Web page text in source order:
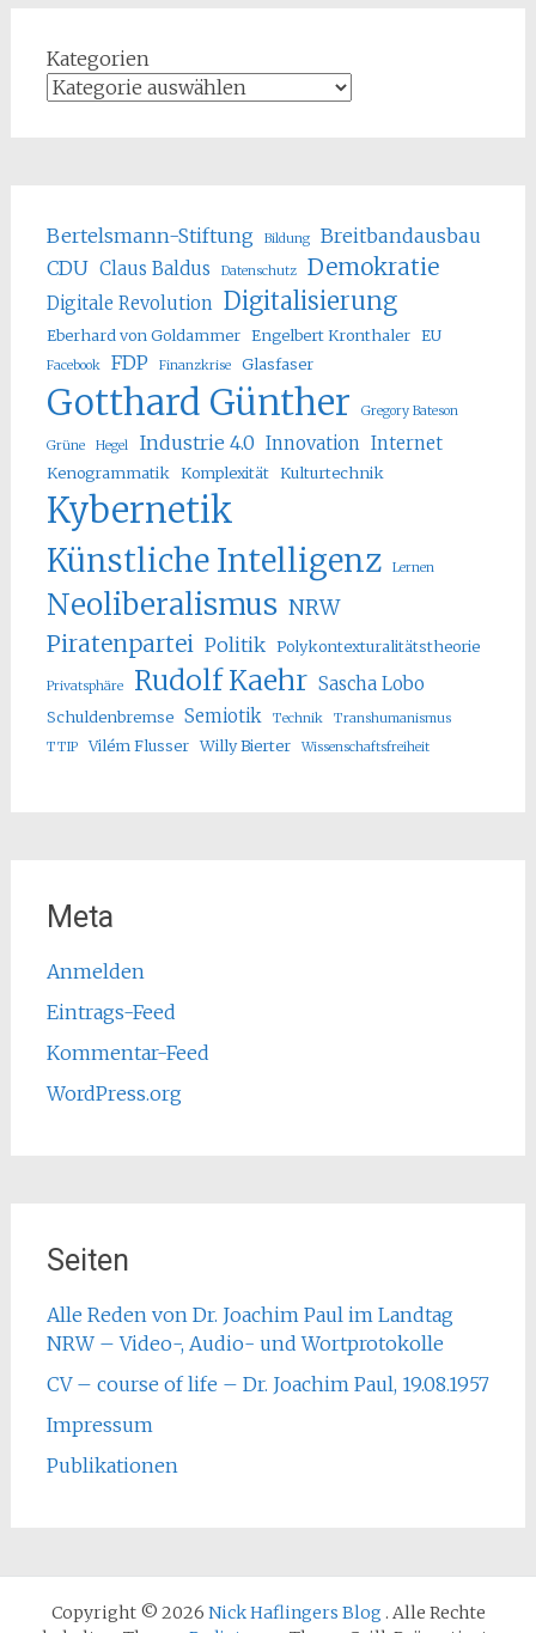
Kategorien
Bertelsmann-Stiftung Bildung
Breitbandausbau
CDU Claus Baldus Datenschutz Demokratie
Digitale Revolution Digitalisierung
Eberhard von Goldammer Engelbert Kronthaler EU
Facebook FDP Finanzkrise Glasfaser
Gotthard Günther Gregory Bateson
Grüne Hegel Industrie 4.0 Innovation Internet
Kenogrammatik Komplexität Kulturtechnik
Kybernetik
Künstliche Intelligenz Lernen
Neoliberalismus NRW
Piratenpartei Politik Polykontexturalitätstheorie
Privatsphäre Rudolf Kaehr Sascha Lobo
Schuldenbremse Semiotik Technik
Transhumanismus
TTIP
Vilém Flusser Willy Bierter Wissenschaftsfreiheit
Meta
Anmelden
Eintrags-Feed
Kommentar-Feed
WordPress.org
Seiten
Alle Reden von Dr. Joachim Paul im Landtag
NRW – Video-, Audio- und Wortprotokolle
CV – course of life – Dr. Joachim Paul, 19.08.1957
Impressum
Publikationen
Copyright © 2026 Nick Haflingers Blog . Alle Rechte